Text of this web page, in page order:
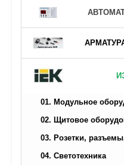
01. Модульное
02. Щитовое
03. Розетки,
04. Светотехника